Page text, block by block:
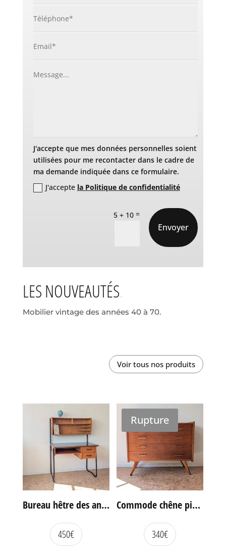
J'accepte que mes données personnelles soient
utilisées pour me recontacter dans le cadre de
ma demande indiquée dans ce formulaire.
J'accepte la Politique de confidentialité
5 + 10 =
Envoyer
LES NOUVEAUTÉS
Mobilier vintage des années 40 à 70.
Voir tous nos produits
Bureau hêtre des années 60
450€
Rupture
Commode chêne pieds compas vintage
340€